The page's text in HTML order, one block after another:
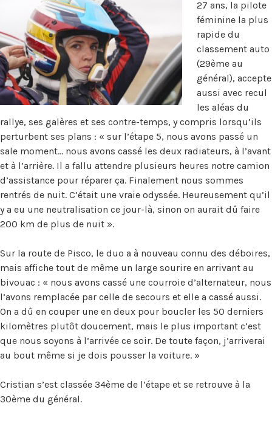
27 ans, la pilote
féminine la plus
rapide du
classement auto
(29ème au
général), accepte
aussi avec recul
les aléas du
rallye, ses galères et ses contre-temps, y compris lorsqu’ils
perturbent ses plans : « sur l’étape 5, nous avons passé un
sale moment… nous avons cassé les deux radiateurs, à l’avant
et à l’arrière. Il a fallu attendre plusieurs heures notre camion
d’assistance pour réparer ça. Finalement nous sommes
rentrés de nuit. C’était une vraie odyssée. Heureusement qu’il
y a eu une neutralisation ce jour-là, sinon on aurait dû faire
200 km de plus de nuit ».
Sur la route de Pisco, le duo a à nouveau connu des déboires,
mais affiche tout de même un large sourire en arrivant au
bivouac : « nous avons cassé une courroie d’alternateur, nous
l’avons remplacée par celle de secours et elle a cassé aussi.
On a dû en couper une en deux pour boucler les 50 derniers
kilomètres plutôt doucement, mais le plus important c’est
que nous soyons à l’arrivée ce soir. De toute façon, j’arriverai
au bout même si je dois pousser la voiture. »
Cristian s’est classée 34ème de l’étape et se retrouve à la
30ème du général.